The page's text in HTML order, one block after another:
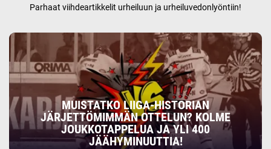
Parhaat viihdeartikkelit urheiluun ja urheiluvedonlyöntiin!
MUISTATKO LIIGA-HISTORIAN
JÄRJETTÖMIMMÄN OTTELUN? KOLME
JOUKKOTAPPELUA JA YLI 400
JÄÄHYMINUUTTIA!